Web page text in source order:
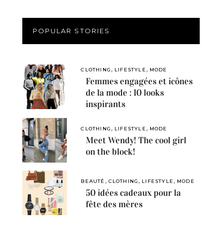
POPULAR STORIES
CLOTHING , LIFESTYLE , MODE
Femmes engagées et icônes
de la mode : 10 looks
inspirants
CLOTHING , LIFESTYLE , MODE
Meet Wendy! The cool girl
on the block!
BEAUTÉ , CLOTHING , LIFESTYLE , MODE
50 idées cadeaux pour la
fête des mères